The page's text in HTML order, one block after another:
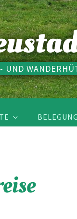
UND
BELEGUNG